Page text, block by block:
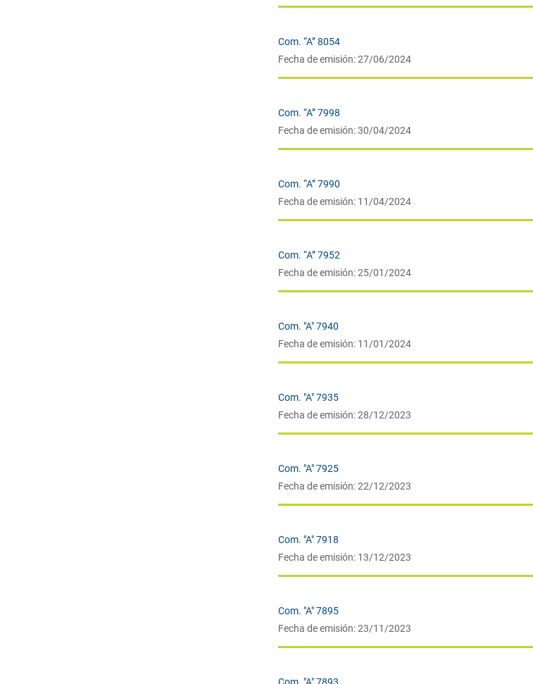
Com. “A” 8054
Fecha de emisión: 27/06/2024
Com. “A” 7998
Fecha de emisión: 30/04/2024
Com. “A” 7990
Fecha de emisión: 11/04/2024
Com. “A” 7952
Fecha de emisión: 25/01/2024
Com. "A" 7940
Fecha de emisión: 11/01/2024
Com. "A" 7935
Fecha de emisión: 28/12/2023
Com. "A" 7925
Fecha de emisión: 22/12/2023
Com. "A" 7918
Fecha de emisión: 13/12/2023
Com. "A" 7895
Fecha de emisión: 23/11/2023